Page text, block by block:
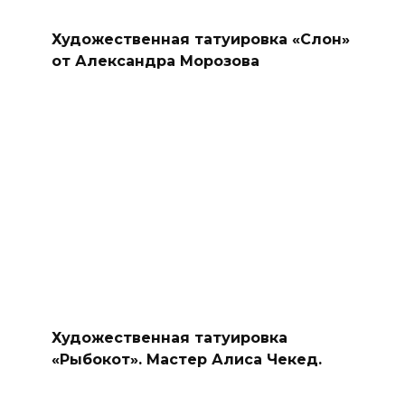
Художественная татуировка «Слон»
от Александра Морозова
Художественная татуировка
«Рыбокот». Мастер Алиса Чекед.